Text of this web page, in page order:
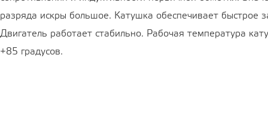
разряда искры большое. Катушка обеспечивает быстрое
Двигатель работает стабильно. Рабочая температура
+85 градусов.